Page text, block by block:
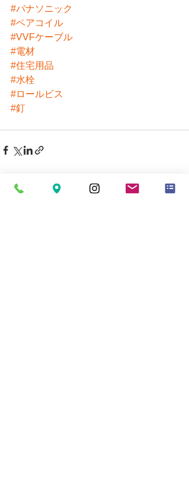
#パナソニック
#ペアコイル
#VVFケーブル
#電材
#住宅用品
#水栓
#ロールビス
#釘
最新記事 すべて表示